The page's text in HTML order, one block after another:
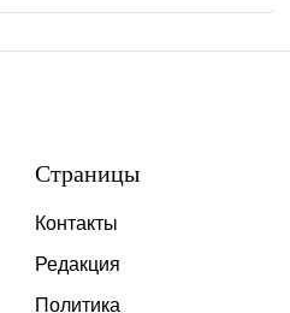
Страницы
Контакты
Редакция
Политика